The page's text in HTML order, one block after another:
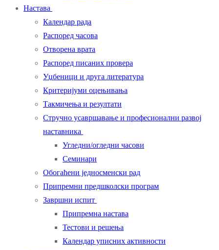
Настава
Календар рада
Распоред часова
Отворена врата
Распоред писаних провера
Уџбеници и друга литература
Критеријуми оцењивања
Такмичења и резултати
Стручно усавршавање и професионални развој
наставника
Угледни/огледни часови
Семинари
Обогаћени једносменски рад
Припремни предшколски програм
Завршни испит
Припремна настава
Тестови и решења
Календар уписних активности